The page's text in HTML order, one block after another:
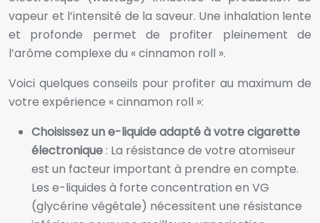
vapeur et l’intensité de la saveur. Une inhalation lente
et profonde permet de profiter pleinement de
l’arôme complexe du « cinnamon roll ».
Voici quelques conseils pour profiter au maximum de
votre expérience « cinnamon roll »:
Choisissez un e-liquide adapté à votre cigarette
électronique : La résistance de votre atomiseur
est un facteur important à prendre en compte.
Les e-liquides à forte concentration en VG
(glycérine végétale) nécessitent une résistance